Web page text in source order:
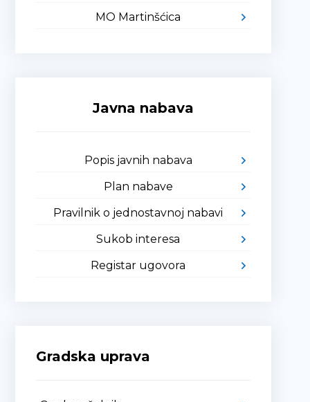
MO Martinšćica
Javna nabava
Popis javnih nabava
Plan nabave
Pravilnik o jednostavnoj nabavi
Sukob interesa
Registar ugovora
Gradska uprava